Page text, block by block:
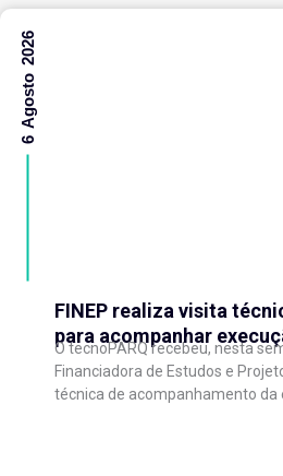
FINEP realiza visita
para acompanhar
expansão do Parque
O tecnoPARQ recebeu, nesta
Financiadora de Estudos e
técnica de acompanhamento da
6 Agosto 2026